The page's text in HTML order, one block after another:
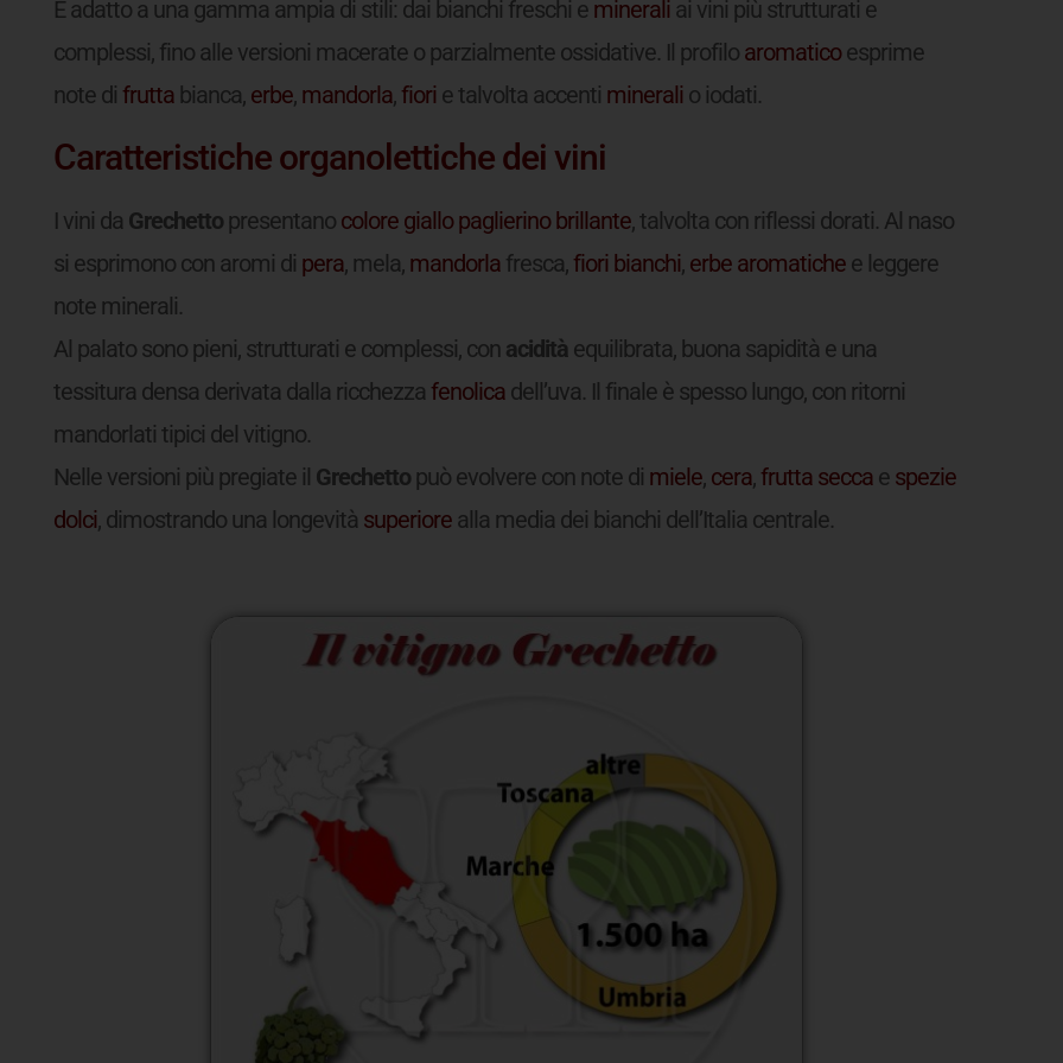
È adatto a una gamma ampia di stili: dai bianchi freschi e minerali ai vini più strutturati e
complessi, fino alle versioni macerate o parzialmente ossidative. Il profilo aromaticoesprime
note di fruttabianca, erbe, mandorla, fiori e talvolta accenti minerali o iodati.
Caratteristiche organolettiche dei vini
I vini da Grechettopresentano colore giallo paglierino brillante, talvolta con riflessi dorati. Al naso
si esprimono con aromi di pera, mela, mandorlafresca, fiori bianchi, erbe aromatichee leggere
note minerali.
Al palato sono pieni, strutturati e complessi, con aciditàequilibrata, buona sapidità e una
tessitura densa derivata dalla ricchezza fenolicadell’uva. Il finale è spesso lungo, con ritorni
mandorlati tipici del vitigno.
Nelle versioni più pregiate il Grechettopuò evolvere con note di miele, cera, frutta seccae spezie
dolci, dimostrando una longevità superiorealla media dei bianchi dell’Italia centrale.